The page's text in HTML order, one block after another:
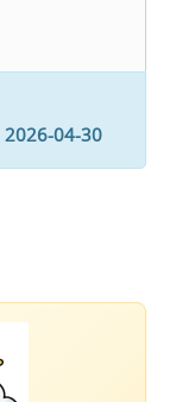
2026-04-30